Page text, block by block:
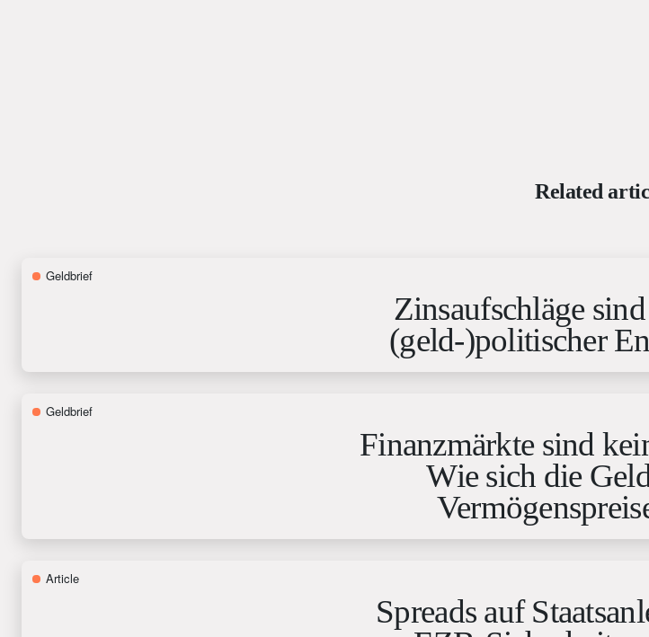
Related
Geldbrief
Zinsaufschläge
(geld-)politischer
Geldbrief
Finanzmärkte sind
Wie sich die
Article
Spreads auf